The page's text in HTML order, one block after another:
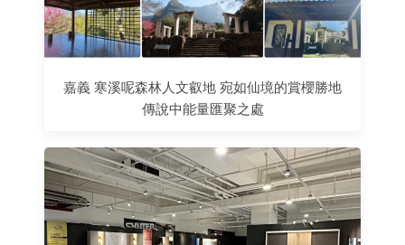
嘉義 寒溪呢森林人文叡地 宛如仙境的賞櫻勝地
傳說中能量匯聚之處